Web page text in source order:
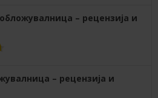
– рецензија и
– рецензија и